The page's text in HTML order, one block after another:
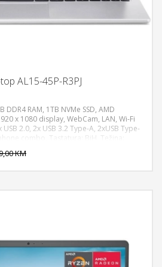
AL15-45P-R3PJ
DDR4 RAM, 1TB NVMe SSD, AMD
x 1080 display, WebCam, LAN, Wi-Fi
2.0, 2x USB 3.2 Type-A, 2xUSB Type-
combo, Tastatura: BiH, Težina:
KM
DODAJ U KORPU